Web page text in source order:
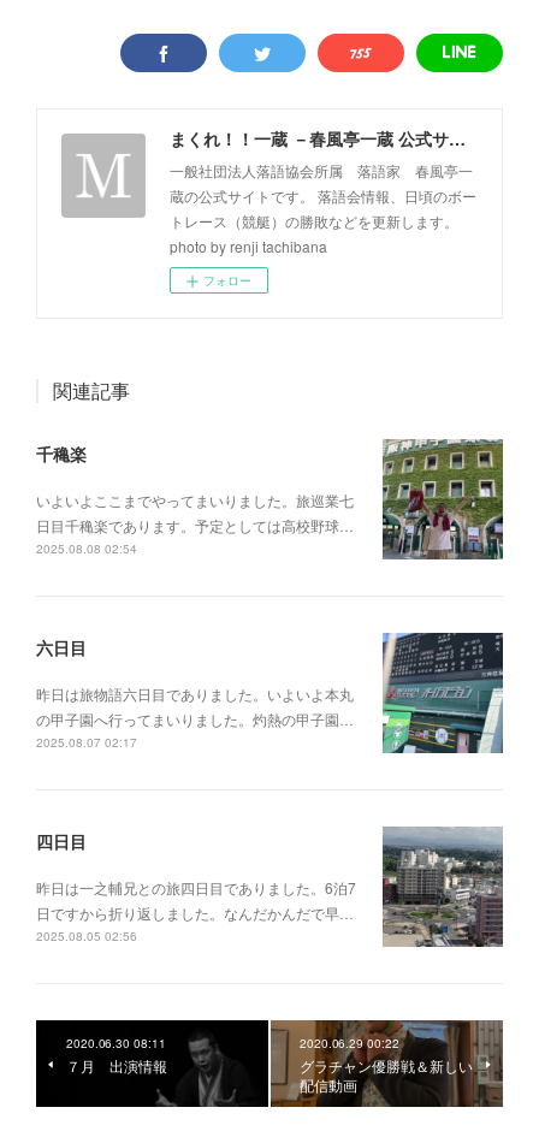
まくれ！！一蔵 －春風亭一蔵 公式サイト－
一般社団法人落語協会所属 落語家 春風亭一
蔵の公式サイトです。 落語会情報、日頃のボー
トレース（競艇）の勝敗などを更新します。
photo by renji tachibana
フォロー
関連記事
千穐楽
いよいよここまでやってまいりました。旅巡業七
日目千穐楽であります。予定としては高校野球…
2025.08.08 02:54
六日目
昨日は旅物語六日目でありました。いよいよ本丸
の甲子園へ行ってまいりました。灼熱の甲子園…
2025.08.07 02:17
四日目
昨日は一之輔兄との旅四日目でありました。6泊7
日ですから折り返しました。なんだかんだで早…
2025.08.05 02:56
2020.06.30 08:11
７月 出演情報
2020.06.29 00:22
グラチャン優勝戦＆新しい
配信動画